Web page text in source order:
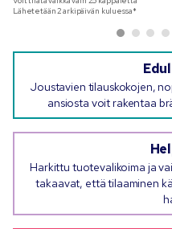
Lähetetään 2 arkipäivän kuluessa*
Joustavien tilauskokojen,
ansiosta voit rakentaa
Harkittu tuotevalikoima ja
takaavat, että tilaaminen